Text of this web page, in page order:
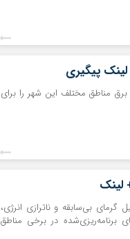
پیگیری
مناطق مختلف این شهر را برای
لینک
بی‌سابقه و ناترازی انرژی،
برنامه‌ریزی‌شده در برخی مناطق